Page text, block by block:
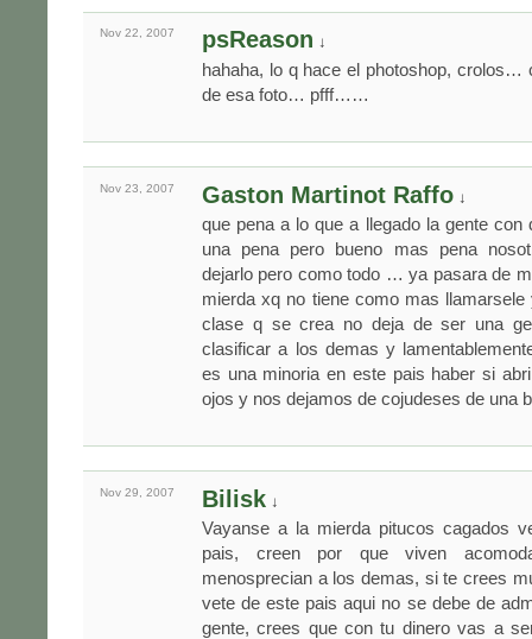
Nov 22, 2007 psReason ↓
hahaha, lo q hace el photoshop, crolos…
de esa foto… pfff……
Nov 23, 2007 Gaston Martinot Raffo ↓
que pena a lo que a llegado la gente con
una pena pero bueno mas pena
dejarlo pero como todo … ya pasara de
mierda xq no tiene como mas
clase q se crea no deja de ser una
clasificar a los demas y
es una minoria en este pais haber si
ojos y nos dejamos de cojudeses de una
Nov 29, 2007 Bilisk ↓
Vayanse a la mierda pitucos cagados
pais, creen por que viven
menosprecian a los demas, si te crees
vete de este pais aqui no se debe de
gente, crees que con tu dinero vas a